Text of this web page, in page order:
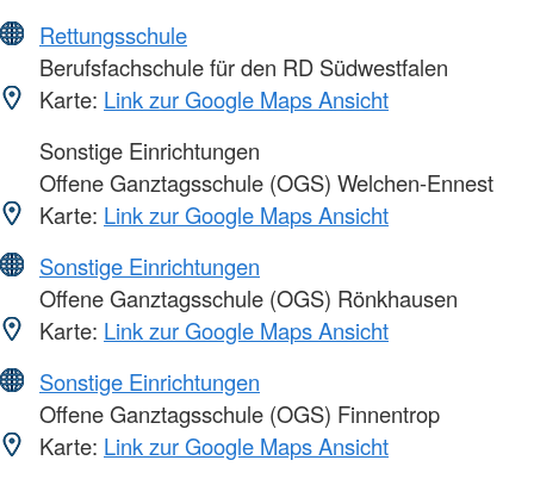
Rettungsschule
Berufsfachschule für den RD Südwestfalen
Karte: Link zur Google Maps Ansicht
Sonstige Einrichtungen
Offene Ganztagsschule (OGS) Welchen-Ennest
Karte: Link zur Google Maps Ansicht
Sonstige Einrichtungen
Offene Ganztagsschule (OGS) Rönkhausen
Karte: Link zur Google Maps Ansicht
Sonstige Einrichtungen
Offene Ganztagsschule (OGS) Finnentrop
Karte: Link zur Google Maps Ansicht